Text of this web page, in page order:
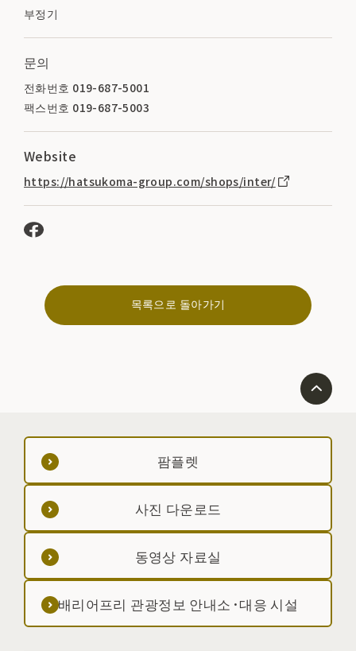
부정기
문의
전화번호 019-687-5001
팩스번호 019-687-5003
Website
https://hatsukoma-group.com/shops/inter/
목록으로 돌아가기
팜플렛
사진 다운로드
동영상 자료실
배리어프리 관광정보 안내소·대응 시설